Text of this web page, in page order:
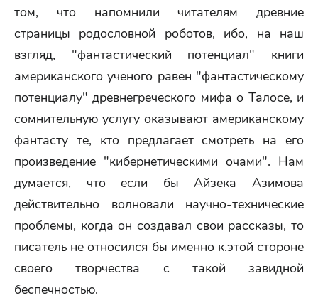
том, что напомнили читателям древние
страницы родословной роботов, ибо, на наш
взгляд, "фантастический потенциал" книги
американского ученого равен "фантастическому
потенциалу" древнегреческого мифа о Талосе, и
сомнительную услугу оказывают американскому
фантасту те, кто предлагает смотреть на его
произведение "кибернетическими очами". Нам
думается, что если бы Айзека Азимова
действительно волновали научно-технические
проблемы, когда он создавал свои рассказы, то
писатель не относился бы именно к.этой стороне
своего творчества с такой завидной
беспечностью.